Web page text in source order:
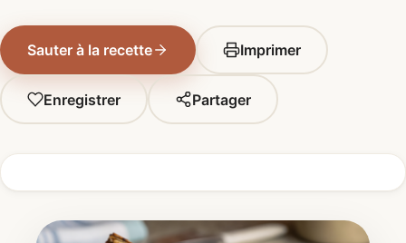
Sauter à la recette Imprimer
Enregistrer Partager